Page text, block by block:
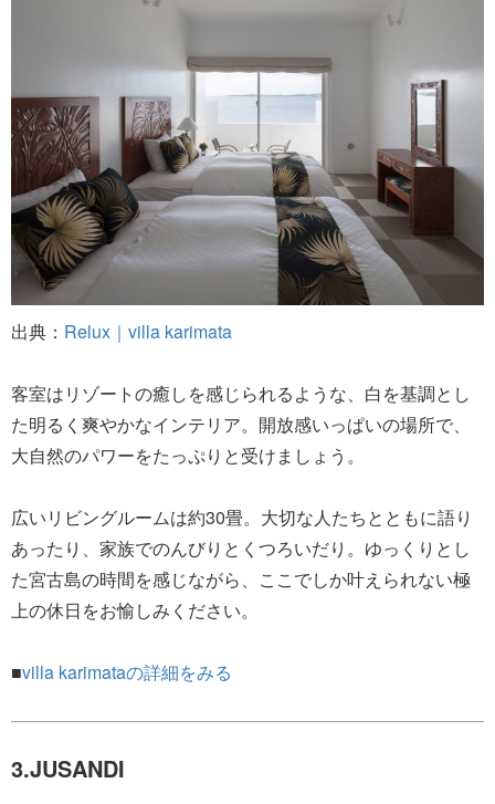
出典： Relux｜villa karimata
客室はリゾートの癒しを感じられるような、白を基調とし
た明るく爽やかなインテリア。開放感いっぱいの場所で、
大自然のパワーをたっぷりと受けましょう。
広いリビングルームは約30畳。大切な人たちとともに語り
あったり、家族でのんびりとくつろいだり。ゆっくりとし
た宮古島の時間を感じながら、ここでしか叶えられない極
上の休日をお愉しみください。
■villa karimataの詳細をみる
3.JUSANDI